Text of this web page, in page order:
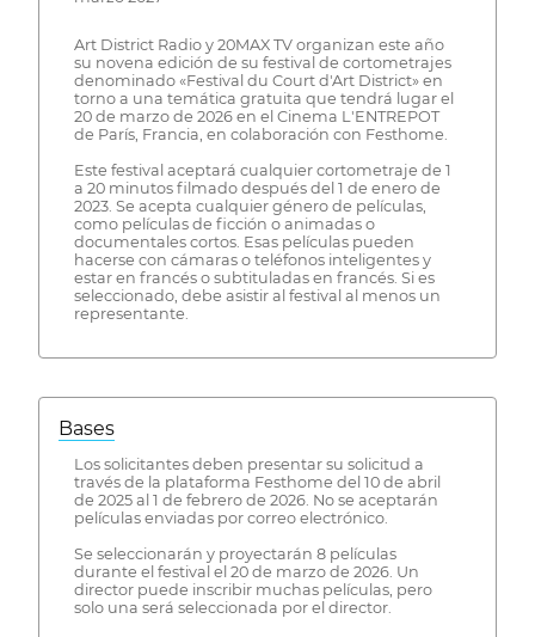
Art District Radio y 20MAX TV organizan este año
su novena edición de su festival de cortometrajes
denominado «Festival du Court d'Art District» en
torno a una temática gratuita que tendrá lugar el
20 de marzo de 2026 en el Cinema L'ENTREPOT
de París, Francia, en colaboración con Festhome.
Este festival aceptará cualquier cortometraje de 1
a 20 minutos filmado después del 1 de enero de
2023. Se acepta cualquier género de películas,
como películas de ficción o animadas o
documentales cortos. Esas películas pueden
hacerse con cámaras o teléfonos inteligentes y
estar en francés o subtituladas en francés. Si es
seleccionado, debe asistir al festival al menos un
representante.
Bases
Los solicitantes deben presentar su solicitud a
través de la plataforma Festhome del 10 de abril
de 2025 al 1 de febrero de 2026. No se aceptarán
películas enviadas por correo electrónico.
Se seleccionarán y proyectarán 8 películas
durante el festival el 20 de marzo de 2026. Un
director puede inscribir muchas películas, pero
solo una será seleccionada por el director.